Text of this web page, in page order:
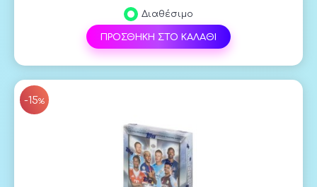
Διαθέσιμο
ΠΡΟΣΘΗΚΗ ΣΤΟ ΚΑΛΑΘΙ
SALE
-15%